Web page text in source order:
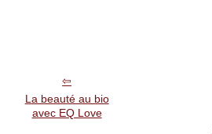
La beauté au bio
avec EQ Love